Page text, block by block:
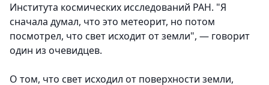
Института космических исследований РАН. "Я
сначала думал, что это метеорит, но потом
посмотрел, что свет исходит от земли", — говорит
один из очевидцев.
О том, что свет исходил от поверхности земли,